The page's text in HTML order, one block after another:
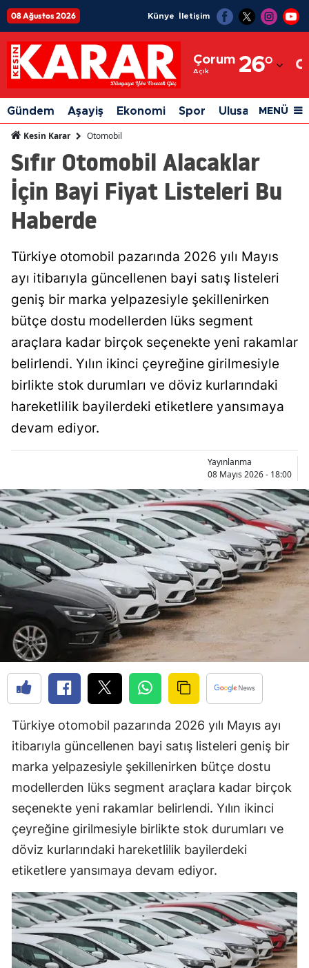
08 Ağustos 2026 Künye İletişim
Çorum
Açık 26°
Adıyaman
Afyonkarahisar
Ağrı
Amasya
Ankara
Aydın
Balıkesir
Bilecik
Bingöl
Bitlis
Bolu
Bursa
Çanakkale
Çankırı
Çorum
Denizli
Diyarbakır
Edirne
Elazığ
Erzincan
Erzurum
Eskişehir
Gaziantep
Giresun
Gümüşhane
Hatay
Isparta
Mersin
Gündem Aşayiş Ekonomi Spor Ulusal Siyaset
MENÜ
Kesin Karar Otomobil
Sıfır Otomobil Alacaklar
İçin Bayi Fiyat Listeleri Bu
Haberde
Türkiye otomobil pazarında 2026 yılı Mayıs
ayı itibarıyla güncellenen bayi satış listeleri
geniş bir marka yelpazesiyle şekillenirken
bütçe dostu modellerden lüks segment
araçlara kadar birçok seçenekte yeni rakamlar
belirlendi. Yılın ikinci çeyreğine girilmesiyle
birlikte stok durumları ve döviz kurlarındaki
hareketlilik bayilerdeki etiketlere yansımaya
devam ediyor.
Yayınlanma
08 Mayıs 2026 - 18:00
Türkiye otomobil pazarında 2026 yılı Mayıs ayı
itibarıyla güncellenen bayi satış listeleri geniş bir
marka yelpazesiyle şekillenirken bütçe dostu
modellerden lüks segment araçlara kadar birçok
seçenekte yeni rakamlar belirlendi. Yılın ikinci
çeyreğine girilmesiyle birlikte stok durumları ve
döviz kurlarındaki hareketlilik bayilerdeki
etiketlere yansımaya devam ediyor.